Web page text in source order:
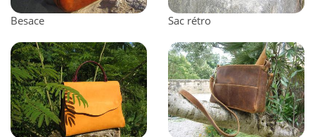
Besace Sac rétro